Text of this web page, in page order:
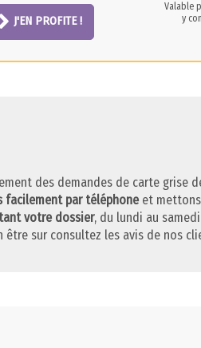
J'EN PROFITE !
Valable
y
des demandes de carte grise
facilement par téléphoneet
votre dossier, du lundi au
être sur consultez les avis de nos